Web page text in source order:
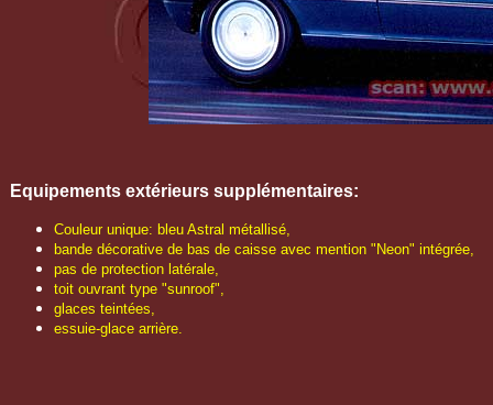
Equipements extérieurs supplémentaires:
Couleur unique: bleu Astral métallisé,
bande décorative de bas de caisse avec mention "Neon" intégrée,
pas de protection latérale,
toit ouvrant type "sunroof",
glaces teintées,
essuie-glace arrière.